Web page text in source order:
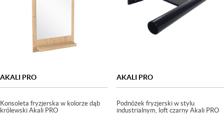
AKALI PRO
Konsoleta fryzjerska w kolorze dąb
królewski Akali PRO
AKALI PRO
Podnóżek fryzjerski w stylu
industrialnym, loft czarny Akali PRO